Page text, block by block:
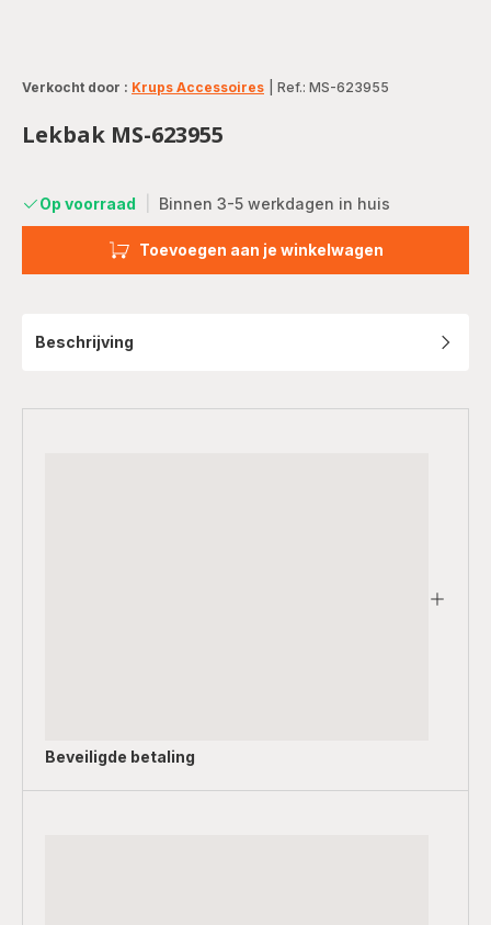
Verkocht door : Krups Accessoires Ref.: MS-623955
Lekbak MS-623955
Op voorraad Binnen 3-5 werkdagen in huis
Toevoegen aan je winkelwagen
Beschrijving
Beveiligde betaling